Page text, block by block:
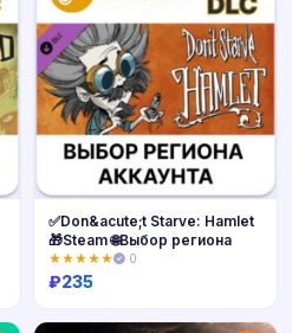
✅Don&acute;t Starve: Hamlet
🎁Steam 🌐Выбор региона
★★★★★ 0
₽235